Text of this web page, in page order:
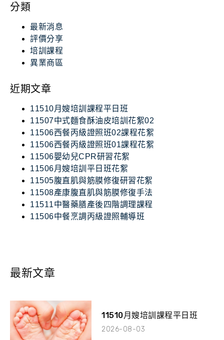
分類
最新消息
評價分享
培訓課程
異業商區
近期文章
11510月嫂培訓課程平日班
11507中式麵食酥油皮培訓花絮02
11506西餐丙級證照班02課程花絮
11506西餐丙級證照班01課程花絮
11506嬰幼兒CPR研習花絮
11506月嫂培訓平日班花絮
11505腹直肌與筋膜修復研習花絮
11508產康腹直肌與筋膜修復手法
11511中醫藥膳產後四階調理課程
11506中餐烹調丙級證照輔導班
最新文章
11510月嫂培訓課程平日班
2026-08-03